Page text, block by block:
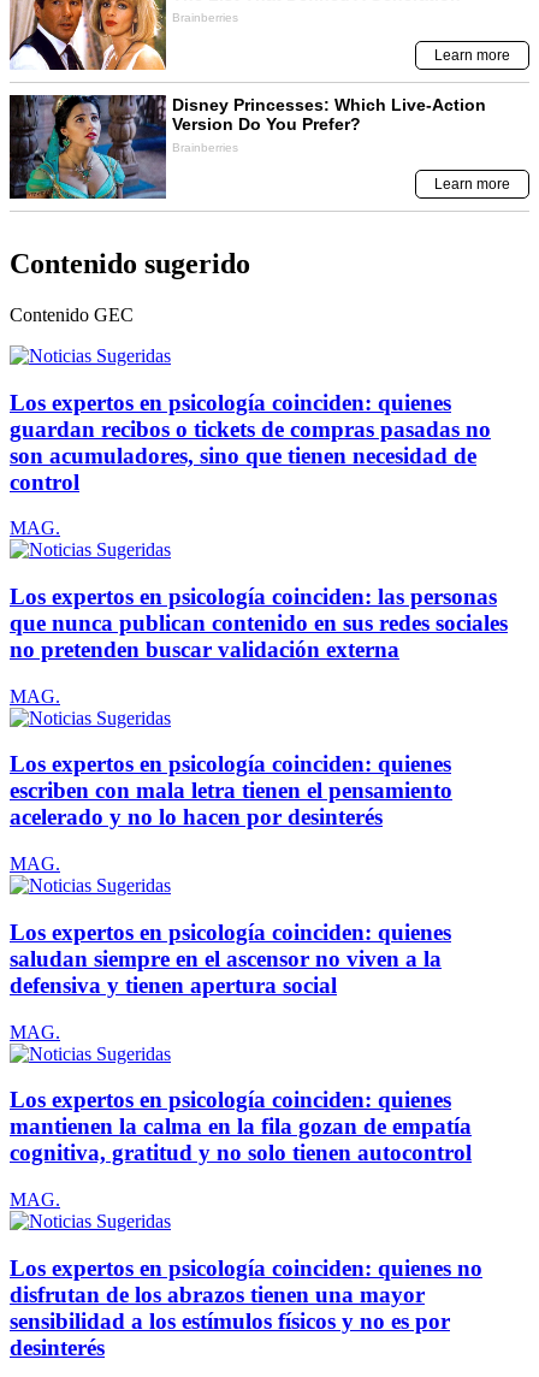
Contenido sugerido
Contenido GEC
Los expertos en psicología coinciden: quienes
guardan recibos o tickets de compras pasadas no
son acumuladores, sino que tienen necesidad de
control
MAG.
Los expertos en psicología coinciden: las personas
que nunca publican contenido en sus redes sociales
no pretenden buscar validación externa
MAG.
Los expertos en psicología coinciden: quienes
escriben con mala letra tienen el pensamiento
acelerado y no lo hacen por desinterés
MAG.
Los expertos en psicología coinciden: quienes
saludan siempre en el ascensor no viven a la
defensiva y tienen apertura social
MAG.
Los expertos en psicología coinciden: quienes
mantienen la calma en la fila gozan de empatía
cognitiva, gratitud y no solo tienen autocontrol
MAG.
Los expertos en psicología coinciden: quienes no
disfrutan de los abrazos tienen una mayor
sensibilidad a los estímulos físicos y no es por
desinterés